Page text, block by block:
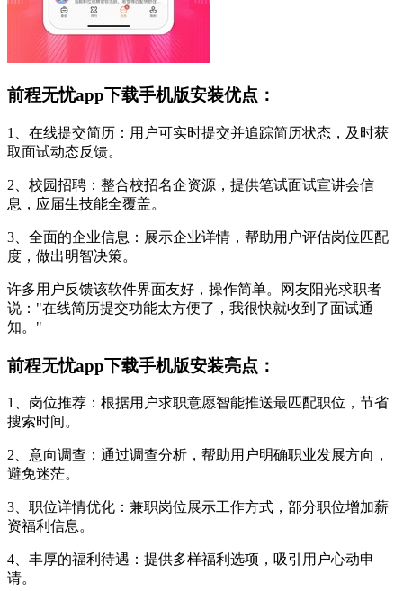
前程无忧app下载手机版安装优点：
1、在线提交简历：用户可实时提交并追踪简历状态，及时获
取面试动态反馈。
2、校园招聘：整合校招名企资源，提供笔试面试宣讲会信
息，应届生技能全覆盖。
3、全面的企业信息：展示企业详情，帮助用户评估岗位匹配
度，做出明智决策。
许多用户反馈该软件界面友好，操作简单。网友阳光求职者
说："在线简历提交功能太方便了，我很快就收到了面试通
知。"
前程无忧app下载手机版安装亮点：
1、岗位推荐：根据用户求职意愿智能推送最匹配职位，节省
搜索时间。
2、意向调查：通过调查分析，帮助用户明确职业发展方向，
避免迷茫。
3、职位详情优化：兼职岗位展示工作方式，部分职位增加薪
资福利信息。
4、丰厚的福利待遇：提供多样福利选项，吸引用户心动申
请。